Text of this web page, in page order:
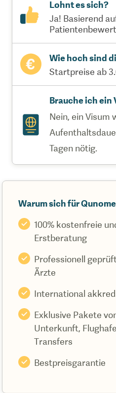
Lohnt es sich?
Ja! Basierend
Wie hoch sind
Startpreise ab
Brauche ich ein
Nein, ein Visum
Tagen nötig.
Warum sich für
100% kostenfreie
Erstberatung
Professionell
Ärzte
International
Exklusive Pakete
Unterkunft,
Transfers
Bestpreisgarantie